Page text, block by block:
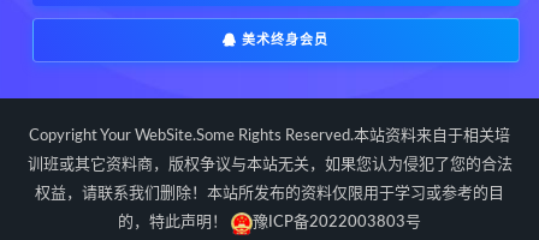
财富显化的道法术网盘
生命密码高级解读师网盘
生命密码高级解读师 弈涵老师
相理衡真十卷点校本下载
相理衡真十卷点校本网盘
美术终身会员
Copyright Your WebSite.Some Rights Reserved.本站资料来自于相关培
训班或其它资料商，版权争议与本站无关，如果您认为侵犯了您的合法
权益，请联系我们删除！本站所发布的资料仅限用于学习或参考的目
的，特此声明！
豫ICP备2022003803号